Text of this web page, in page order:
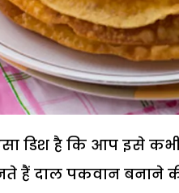
डिश है कि आप इसे कभी
हैं दाल पकवान बनाने